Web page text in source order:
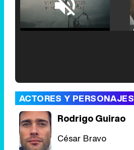
Unmute /
Loaded:
ACTORES Y PERSONAJES
Rodrigo Guirao
César Bravo